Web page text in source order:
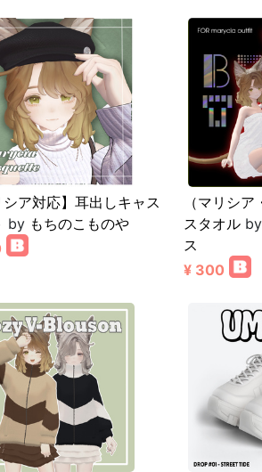
シア対応】耳出しキャス
by もちのこものや
（マリシ
スタオル
ス
¥ 300